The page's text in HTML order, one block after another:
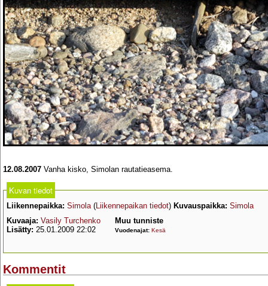
12.08.2007 Vanha kisko, Simolan rautatieasema.
Kuvan tiedot
Liikennepaikka: Simola(Liikennepaikan tiedot) Kuvauspaikka: Simola
Kuvaaja: Vasily Turchenko
Lisätty: 25.01.2009 22:02
Muu tunniste
Vuodenajat: Kesä
Kommentit